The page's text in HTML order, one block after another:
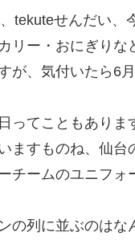
tekuteせんだい、
リー・おにぎり
が、気付いたら6
ってこともありま
ますものね、仙
チームのユニフォ
の列に並ぶのは